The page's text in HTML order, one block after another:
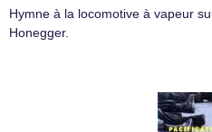
Hymne à la locomotive à vapeur
Honegger.